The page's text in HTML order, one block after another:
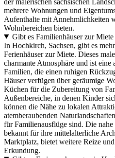
mehrere Wohnungen und
Aufenthalte mit Annehmlichkeiten
Wohnbereichen bieten.
Gibt es Familienhäuser zur
In Hochkirch, Sachsen, gibt es
Ferienhäuser zur Miete. Dieses
charmante Atmosphäre und ist eine
Familien, die einen ruhigen
Häuser verfügen über geräumige
Küchen für die Zubereitung von
Außenbereiche, in denen Kinder
können die Nähe zu lokalen
atemberaubenden
für Familienausflüge sind. Die nahe
bekannt für ihre mittelalterliche
Marktplatz, bietet weitere Reize
Erkundung.